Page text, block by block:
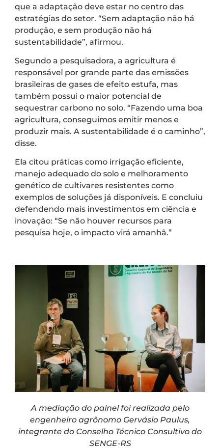
que a adaptação deve estar no centro das
estratégias do setor. “Sem adaptação não há
produção, e sem produção não há
sustentabilidade”, afirmou.
Segundo a pesquisadora, a agricultura é
responsável por grande parte das emissões
brasileiras de gases de efeito estufa, mas
também possui o maior potencial de
sequestrar carbono no solo. “Fazendo uma boa
agricultura, conseguimos emitir menos e
produzir mais. A sustentabilidade é o caminho”,
disse.
Ela citou práticas como irrigação eficiente,
manejo adequado do solo e melhoramento
genético de cultivares resistentes como
exemplos de soluções já disponíveis. E concluiu
defendendo mais investimentos em ciência e
inovação: “Se não houver recursos para
pesquisa hoje, o impacto virá amanhã.”
A mediação do painel foi realizada pelo
engenheiro agrônomo Gervásio Paulus,
integrante do Conselho Técnico Consultivo do
SENGE-RS